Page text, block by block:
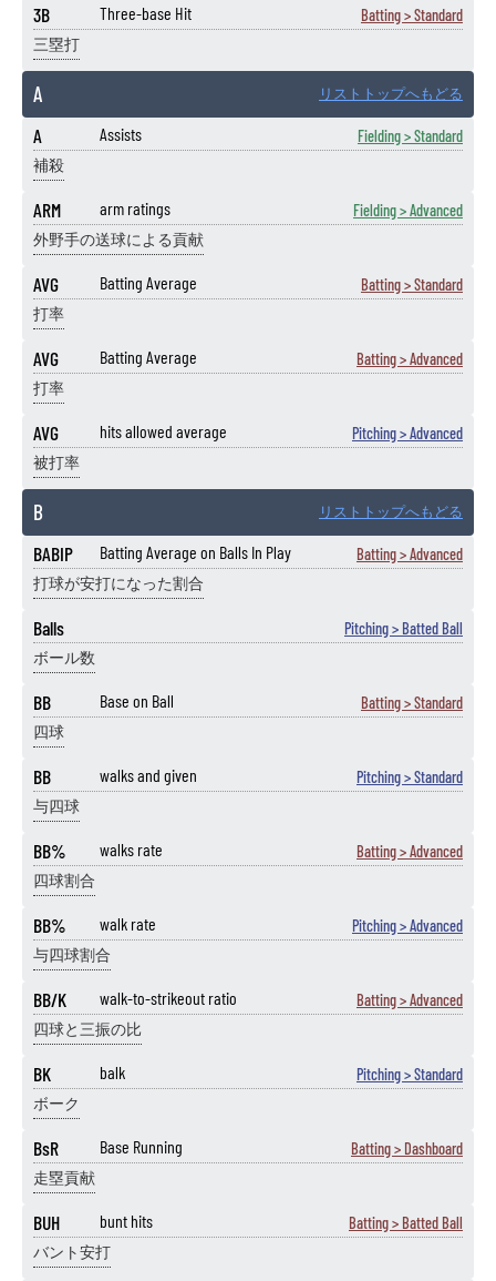
3B Three-base Hit Batting > Standard
三塁打
A リストトップへもどる
A Assists Fielding > Standard
補殺
ARM arm ratings Fielding > Advanced
外野手の送球による貢献
AVG Batting Average Batting > Standard
打率
AVG Batting Average Batting > Advanced
打率
AVG hits allowed average Pitching > Advanced
被打率
B リストトップへもどる
BABIP Batting Average on Balls In Play Batting > Advanced
打球が安打になった割合
Balls Pitching > Batted Ball
ボール数
BB Base on Ball Batting > Standard
四球
BB walks and given Pitching > Standard
与四球
BB% walks rate Batting > Advanced
四球割合
BB% walk rate Pitching > Advanced
与四球割合
BB/K walk-to-strikeout ratio Batting > Advanced
四球と三振の比
BK balk Pitching > Standard
ボーク
BsR Base Running Batting > Dashboard
走塁貢献
BUH bunt hits Batting > Batted Ball
バント安打